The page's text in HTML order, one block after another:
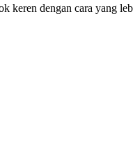
keren dengan cara yang